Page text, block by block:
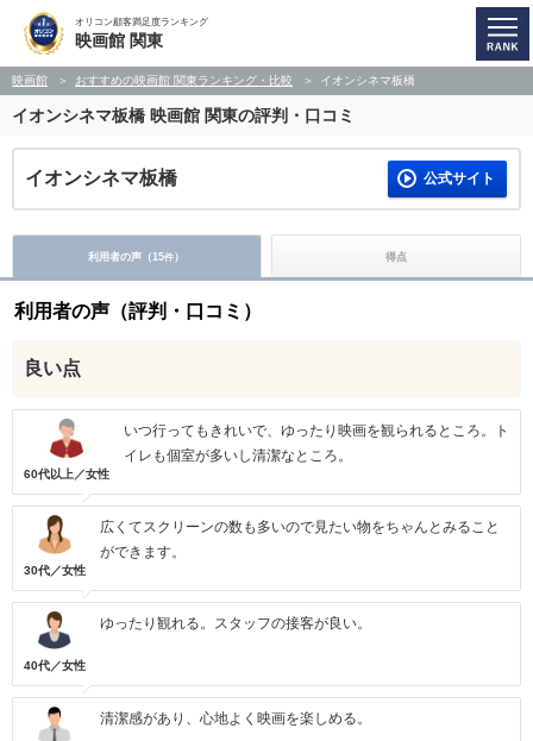
オリコン顧客満足度ランキング
映画館 関東
映画館 おすすめの映画館 関東ランキング・比較 イオンシネマ板橋
イオンシネマ板橋 映画館 関東の評判・口コミ
イオンシネマ板橋 公式サイト
利用者の声（15件） 得点
利用者の声（評判・口コミ）
良い点
60代以上／女性
いつ行ってもきれいで、ゆったり映画を観られるところ。ト
イレも個室が多いし清潔なところ。
30代／女性
広くてスクリーンの数も多いので見たい物をちゃんとみること
ができます。
40代／女性
ゆったり観れる。スタッフの接客が良い。
清潔感があり、心地よく映画を楽しめる。